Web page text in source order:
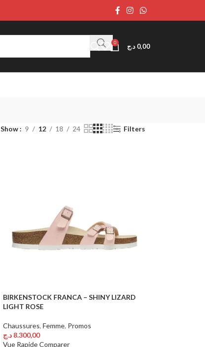
0 0,00 د.ج
Show 9 12 18 24 Filters
BIRKENSTOCK FRANCA – SHINY LIZARD
LIGHT ROSE
Chaussures,Femme, Promos
8.300,00 د.ج
Choix Des Options
Vue RapideComparer